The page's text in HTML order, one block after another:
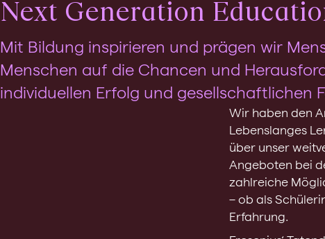
Next Generation
Mit Bildung inspirieren und prägen wir
Menschen auf die Chancen und
individuellen Erfolg und gesellschaftlichen
Wir haben den
Lebenslanges
über unser
Angeboten bei
zahlreiche
– ob als
Erfahrung.